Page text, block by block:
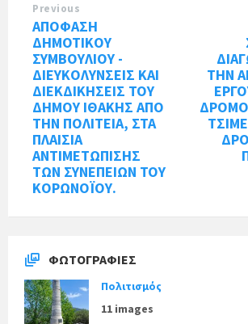
Previous
ΑΠΟΦΑΣΗ
ΔΗΜΟΤΙΚΟΥ
ΣΥΜΒΟΥΛΙΟΥ -
ΔΙΕΥΚΟΛΥΝΣΕΙΣ ΚΑΙ
ΔΙΕΚΔΙΚΗΣΕΙΣ ΤΟΥ
ΔΗΜΟΥ ΙΘΑΚΗΣ ΑΠΟ
ΤΗΝ ΠΟΛΙΤΕΙΑ, ΣΤΑ
ΠΛΑΙΣΙΑ
ΑΝΤΙΜΕΤΩΠΙΣΗΣ
ΤΩΝ ΣΥΝΕΠΕΙΩΝ ΤΟΥ
ΚΟΡΩΝΟΪΟΥ.
ΤΗΝ
ΦΩΤΟΓΡΑΦΊΕΣ
Πολιτισμός
11 images